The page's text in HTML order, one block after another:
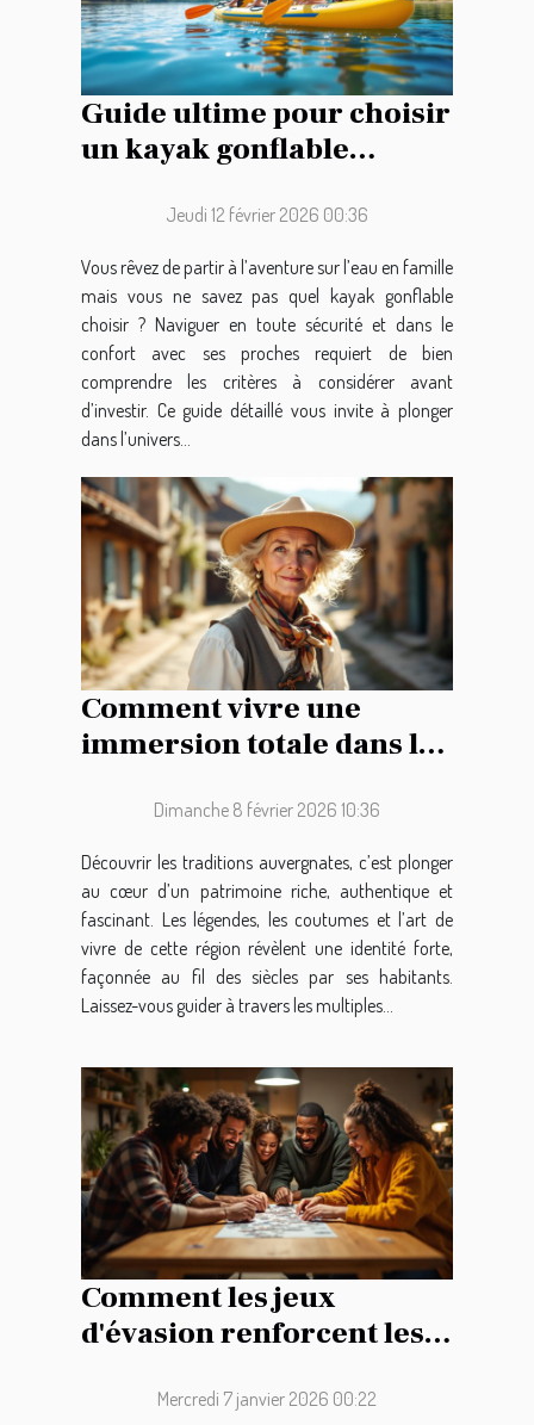
Guide ultime pour choisir
un kayak gonflable
Jeudi 12 février 2026 00:36
Vous rêvez de partir à l’aventure sur l’eau en famille
mais vous ne savez pas quel kayak gonflable
choisir ? Naviguer en toute sécurité et dans le
confort avec ses proches requiert de bien
comprendre les critères à considérer avant
d’investir. Ce guide détaillé vous invite à plonger
dans l’univers...
Comment vivre une
immersion totale dans les
Dimanche 8 février 2026 10:36
Découvrir les traditions auvergnates, c’est plonger
au cœur d’un patrimoine riche, authentique et
fascinant. Les légendes, les coutumes et l’art de
vivre de cette région révèlent une identité forte,
façonnée au fil des siècles par ses habitants.
Laissez-vous guider à travers les multiples...
Comment les jeux
d'évasion renforcent les
Mercredi 7 janvier 2026 00:22